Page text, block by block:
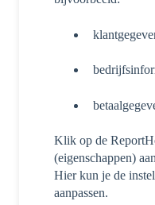
Klik op de
(eigenschappen)
Hier kun je de
aanpassen.